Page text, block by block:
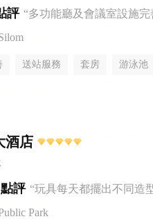
評 “多功能廳及會議室設施完
送站服務 套房 游泳池
酒店
評 “玩具每天都擺出不同造
Park